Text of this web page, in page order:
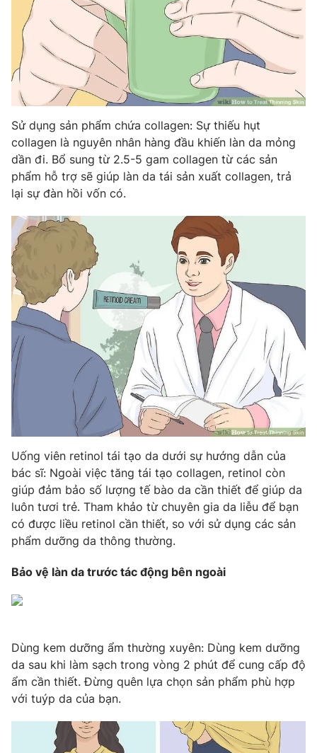
cấp ngày 29/12/2023
Tổng Biên tập:
Vũ Thanh Thủy
Phó Tổng Biên tập:
Nguyễn Thị Mỹ Hạnh, Phạm Quốc Thắng,
Nguyễn Trọng Ninh
Tổng đài VTV:
024.38 355 931 - 024.38 355 932
Ðiện thoại Thời báo VTV:024.66 897 897
Email:
toasoan@vtv.vn
Liên hệ quảng cáo:024-7300.7108
® Cấm sao chép dưới mọi hình thức nếu không có sự chấp
thuận bằng văn bản. Ghi rõ nguồn VTV.vn khi phát hành lại
thông tin từ website này.
Sử dụng sản phẩm chứa collagen: Sự thiếu hụt
collagen là nguyên nhân hàng đầu khiến làn da mỏng
dần đi. Bổ sung từ 2.5-5 gam collagen từ các sản
phẩm hỗ trợ sẽ giúp làn da tái sản xuất collagen, trả
lại sự đàn hồi vốn có.
Uống viên retinol tái tạo da dưới sự hướng dẫn của
bác sĩ: Ngoài việc tăng tái tạo collagen, retinol còn
giúp đảm bảo số lượng tế bào da cần thiết để giúp da
luôn tươi trẻ. Tham khảo từ chuyên gia da liễu để bạn
có được liều retinol cần thiết, so với sử dụng các sản
phẩm dưỡng da thông thường.
Bảo vệ làn da trước tác động bên ngoài
Dùng kem dưỡng ẩm thường xuyên: Dùng kem dưỡng
da sau khi làm sạch trong vòng 2 phút để cung cấp độ
ẩm cần thiết. Đừng quên lựa chọn sản phẩm phù hợp
với tuýp da của bạn.